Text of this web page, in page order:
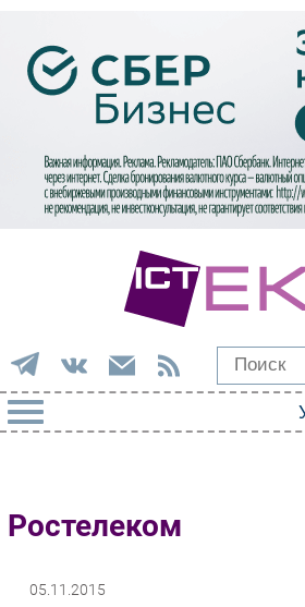
Импорто­замещение
Ростелеком
05.11.2015